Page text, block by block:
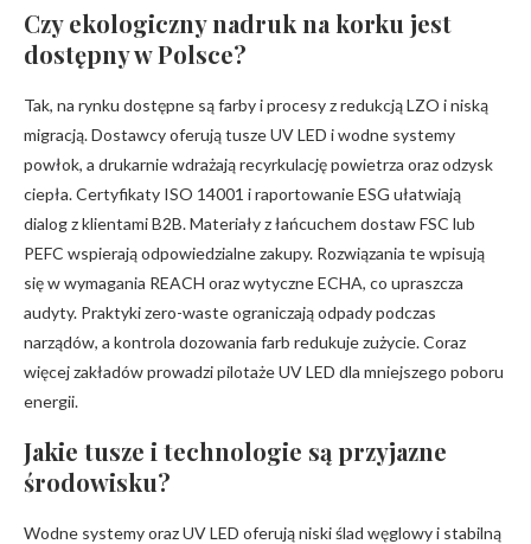
Czy ekologiczny nadruk na korku jest
dostępny w Polsce?
Tak, na rynku dostępne są farby i procesy z redukcją LZO i niską
migracją. Dostawcy oferują tusze UV LED i wodne systemy
powłok, a drukarnie wdrażają recyrkulację powietrza oraz odzysk
ciepła. Certyfikaty ISO 14001 i raportowanie ESG ułatwiają
dialog z klientami B2B. Materiały z łańcuchem dostaw FSC lub
PEFC wspierają odpowiedzialne zakupy. Rozwiązania te wpisują
się w wymagania REACH oraz wytyczne ECHA, co upraszcza
audyty. Praktyki zero-waste ograniczają odpady podczas
narządów, a kontrola dozowania farb redukuje zużycie. Coraz
więcej zakładów prowadzi pilotaże UV LED dla mniejszego poboru
energii.
Jakie tusze i technologie są przyjazne
środowisku?
Wodne systemy oraz UV LED oferują niski ślad węglowy i stabilną